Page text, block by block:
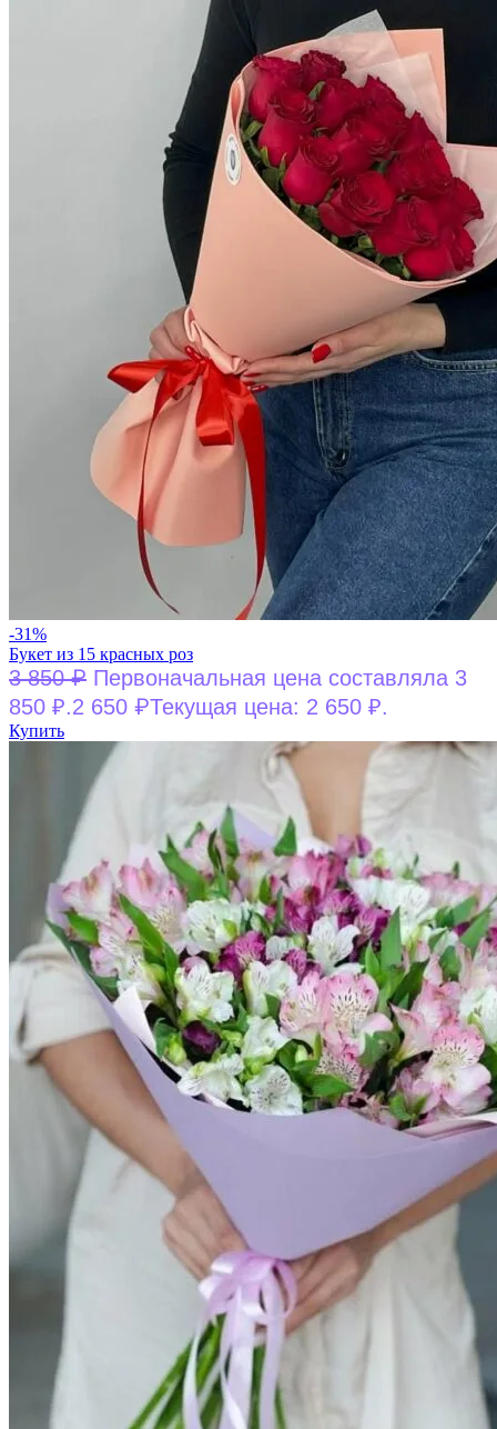
-31%
Букет из 15 красных роз
3 850₽ Первоначальная цена составляла 3
850 ₽.2 650 ₽Текущая цена: 2 650 ₽.
Купить